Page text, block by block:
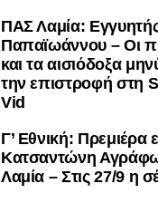
ΠΑΣ Λαμία:
Παπαϊωάννου – Οι
και τα αισιόδοξα
την επιστροφή στη
Vid
Γ’ Εθνική: Πρεμιέρα
Κατσαντώνη
Λαμία – Στις 27/9 η